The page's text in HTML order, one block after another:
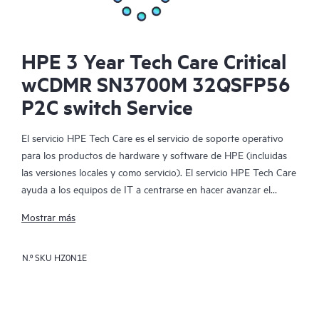
HPE 3 Year Tech Care Critical
wCDMR SN3700M 32QSFP56
P2C switch Service
El servicio HPE Tech Care es el servicio de soporte operativo
para los productos de hardware y software de HPE (incluidas
las versiones locales y como servicio). El servicio HPE Tech Care
ayuda a los equipos de IT a centrarse en hacer avanzar el
las cosas, en lugar de tener que dedicarse tan solo a reaccionar
Mostrar más
N.º SKU HZ0N1E